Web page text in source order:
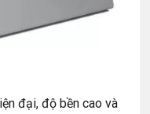
đại, độ bền cao và